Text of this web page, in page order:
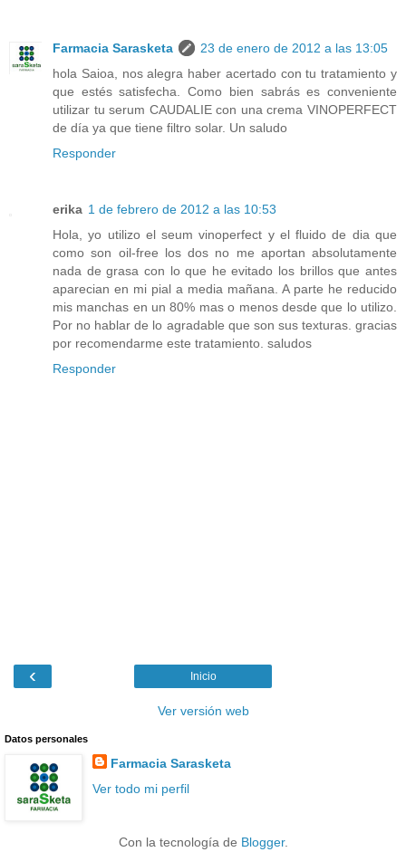
Farmacia Sarasketa
23 de enero de 2012 a las 13:05
hola Saioa, nos alegra haber acertado con tu tratamiento y
que estés satisfecha. Como bien sabrás es conveniente
utilizar tu serum CAUDALIE con una crema VINOPERFECT
de día ya que tiene filtro solar. Un saludo
Responder
erika 1 de febrero de 2012 a las 10:53
Hola, yo utilizo el seum vinoperfect y el fluido de dia que
como son oil-free los dos no me aportan absolutamente
nada de grasa con lo que he evitado los brillos que antes
aparecian en mi pial a media mañana. A parte he reducido
mis manchas en un 80% mas o menos desde que lo utilizo.
Por no hablar de lo agradable que son sus texturas. gracias
por recomendarme este tratamiento. saludos
Responder
‹ Inicio
Ver versión web
Datos personales
Farmacia Sarasketa
Ver todo mi perfil
Con la tecnología de Blogger.